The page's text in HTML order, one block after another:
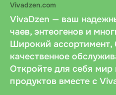
Vivadzen.com
VivaDzen — ваш
чаев, энтеогенов и
Широкий ассортимент,
качественное
Откройте для себя мир
продуктов вместе с